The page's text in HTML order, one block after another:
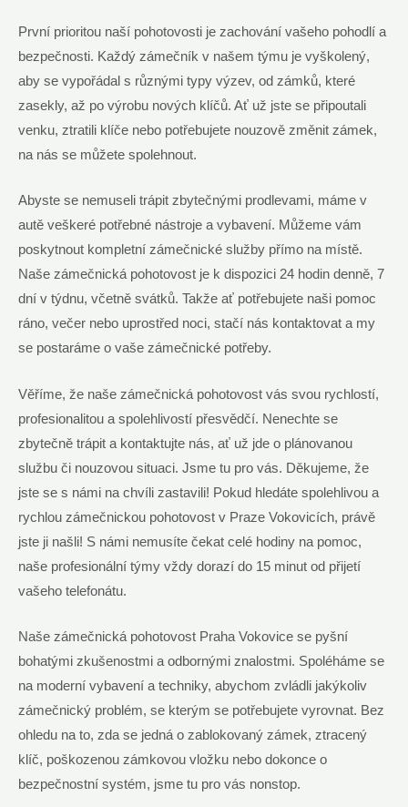
První⁢ prioritou naší pohotovosti je zachování vašeho⁢ pohodlí ‌a
bezpečnosti. Každý zámečník v našem týmu je vyškolený,
aby ​se vypořádal‍ s ‍různými⁣ typy výzev,​ od zámků, které
zasekly, ​až po​ výrobu nových klíčů. Ať už⁣ jste se připoutali
venku, ztratili​ klíče nebo potřebujete nouzově změnit zámek,
na nás se můžete spolehnout.
Abyste se nemuseli trápit ⁢zbytečnými​ prodlevami,⁢ máme‌ v
autě veškeré​ potřebné nástroje a⁣ vybavení. Můžeme vám
poskytnout kompletní zámečnické služby přímo na místě.
Naše zámečnická pohotovost je ⁤k dispozici 24 hodin denně, ‍7 ​
dní v týdnu, včetně svátků. Takže ať potřebujete naši⁤ pomoc
ráno, ‍večer nebo uprostřed noci, stačí nás kontaktovat‍ a my
se postaráme o vaše zámečnické ‍potřeby.
Věříme, že naše zámečnická pohotovost⁣ vás⁢ svou rychlostí,
profesionalitou a spolehlivostí přesvědčí. Nenechte se
zbytečně trápit a kontaktujte nás, ať už jde o plánovanou
službu či⁤ nouzovou situaci. Jsme tu pro vás. Děkujeme,‌ že
jste se s námi na⁤ chvíli ​zastavili!​ Pokud hledáte‍ spolehlivou a
rychlou⁢ zámečnickou​ pohotovost v Praze Vokovicích, právě
jste ji našli! S námi nemusíte​ čekat celé hodiny ‌na pomoc,
naše profesionální týmy vždy dorazí​ do 15‌ minut od‌ přijetí
vašeho telefonátu.
Naše‌ zámečnická pohotovost Praha Vokovice se pyšní
bohatými zkušenostmi a odbornými znalostmi. Spoléháme se
na ‌moderní vybavení a techniky, abychom‌ zvládli ​jakýkoliv
‌zámečnický problém, se ⁢kterým se potřebujete vyrovnat. Bez
ohledu na ​to, ⁢zda se ​jedná o zablokovaný⁢ zámek, ztracený​
klíč, poškozenou zámkovou vložku nebo dokonce ​o
⁤bezpečnostní systém, jsme tu pro ‍vás nonstop.